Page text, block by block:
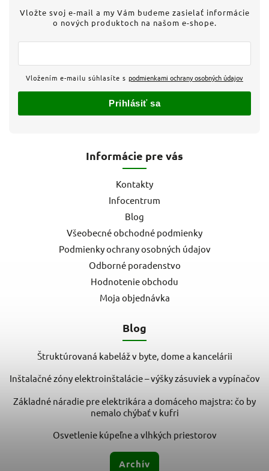
Informácie pre vás
Kontakty
Infocentrum
Blog
Všeobecné obchodné podmienky
Podmienky ochrany osobných údajov
Odborné poradenstvo
Hodnotenie obchodu
Moja objednávka
Blog
Štruktúrovaná kabeláž v byte, dome a kancelárii
Inštalačné zóny elektroinštalácie – výšky zásuviek a vypínačov
Základné náradie pre elektrikára a domáceho majstra: čo by
nemalo chýbať v kufri
Osvetlenie kúpeľne a vlhkých priestorov
Archív
Vložte svoj e-mail a my Vám budeme zasielať informácie
o nových produktoch na našom e-shope.
Vložením e-mailu súhlasíte s podmienkami ochrany osobných údajov
Prihlásiť sa